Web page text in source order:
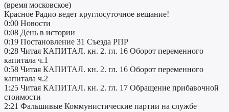
(время московское)
Красное Радио ведет круглосуточное вещание!
0:00 Новости
0:08 День в истории
0:19 Постановление 31 Съезда РПР
0:28 Читая КАПИТАЛ. кн. 2. гл. 16 Оборот переменного
капитала ч.1
0:58 Читая КАПИТАЛ. кн. 2. гл. 16 Оборот переменного
капитала ч.2
1:25 Читая КАПИТАЛ. кн. 2. гл. 17 Обращение прибавочной
стоимости
2:21 Фальшивые Коммунистические партии на службе